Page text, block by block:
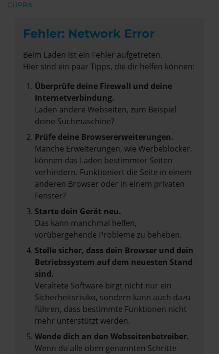
CUPRA
Fehler: Network Error
Beim Laden ist ein Fehler aufgetreten.
Hier sind ein paar Tipps, die dir helfen können:
Überprüfe deine Firewall und deine
Internetverbindung.
Laden andere Webseiten, zum Beispiel
deine Suchmaschine?
Prüfe deine Browsererweiterungen.
Manche Erweiterungen, wie Werbeblocker,
können das Laden bestimmter Seiten
verhindern. Funktioniert die Seite in einem
anderen Browser oder in einem privaten
Fenster?
Starte dein Gerät neu.
Das kann manchmal helfen,
vorübergehende Probleme zu beheben.
Stelle sicher, dass dein Browser und dein
Betriebssystem auf dem neuesten Stand
sind.
Veraltete Software birgt nicht nur ein
Sicherheitsrisiko, sondern kann auch dazu
führen, dass bestimmte Funktionen nicht
mehr unterstützt werden.
Wende dich an den Webseitenbetreiber.
Wenn du alle oben genannten Schritte